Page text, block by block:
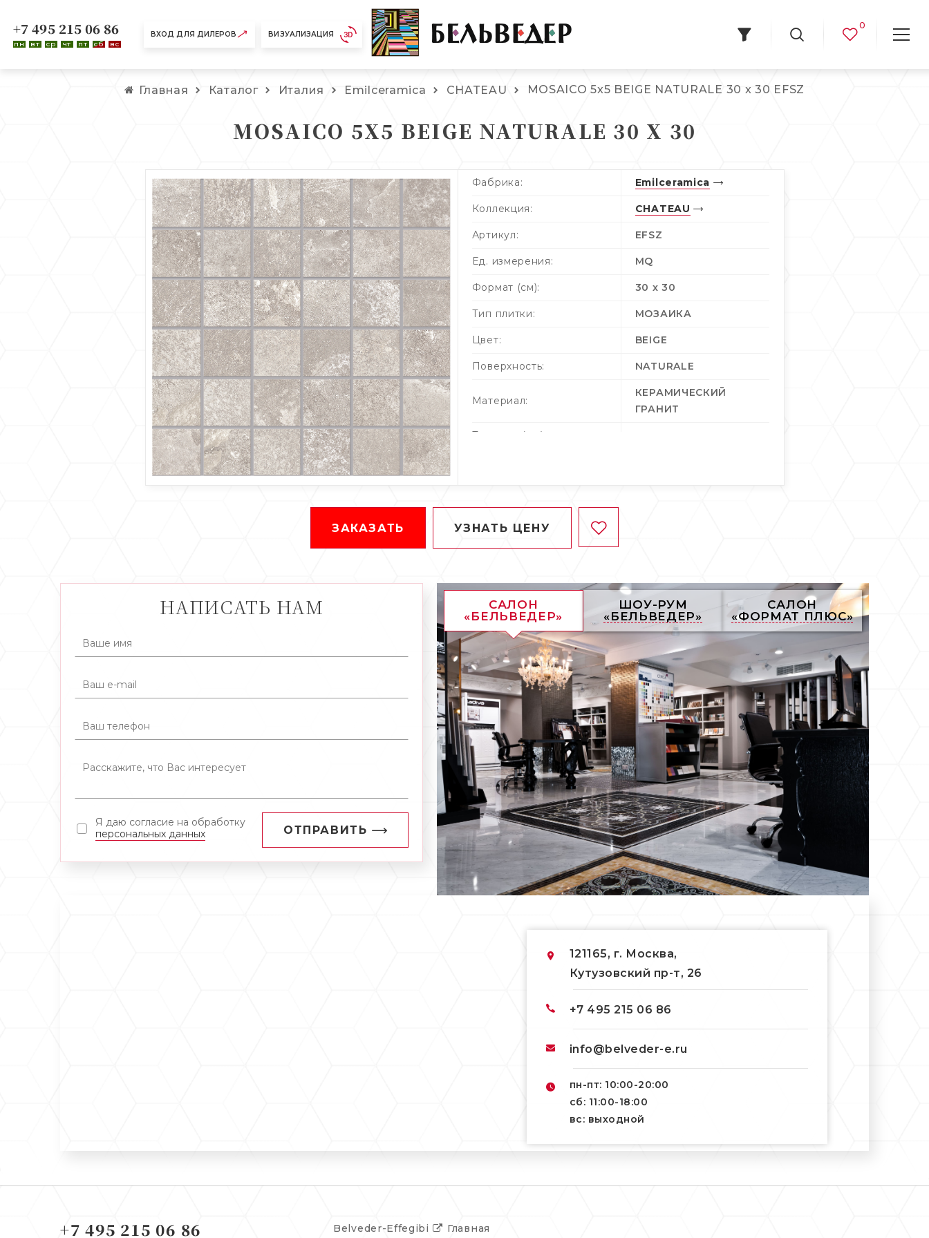
ВХОД ДЛЯ ДИЛЕРОВ ВИЗУАЛИЗАЦИЯ
+7 495 215 06 86
пн вт ср чт пт сб вс
0
Главная Каталог Италия Emilceramica CHATEAU MOSAICO 5x5 BEIGE NATURALE 30 x 30 EFSZ
MOSAICO 5X5 BEIGE NATURALE 30 X 30
Фабрика: Emilceramica
Коллекция: CHATEAU
Артикул: EFSZ
Ед. измерения: MQ
Формат (см): 30 x 30
Тип плитки: МОЗАИКА
Цвет: BEIGE
Поверхность: NATURALE
Материал:
КЕРАМИЧЕСКИЙ
ГРАНИТ
Толщина (мм):
ЗАКАЗАТЬ УЗНАТЬ ЦЕНУ
НАПИСАТЬ НАМ
Я даю согласие на обработку
персональных данных
ОТПРАВИТЬ
САЛОН
«БЕЛЬВЕДЕР»
ШОУ-РУМ
«БЕЛЬВЕДЕР»
САЛОН
«ФОРМАТ ПЛЮС»
121165, г. Москва,
Кутузовский пр-т, 26
+7 495 215 06 86
info@belveder-e.ru
пн-пт: 10:00-20:00
сб: 11:00-18:00
вс: выходной
+7 495 215 06 86 Главная
Belveder-Effegibi